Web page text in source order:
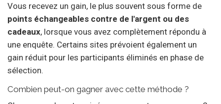
Vous recevez un gain, le plus souvent sous forme de
points échangeables contre de l'argent ou des
cadeaux, lorsque vous avez complètement répondu à
une enquête. Certains sites prévoient également un
gain réduit pour les participants éliminés en phase de
sélection.
Combien peut-on gagner avec cette méthode ?